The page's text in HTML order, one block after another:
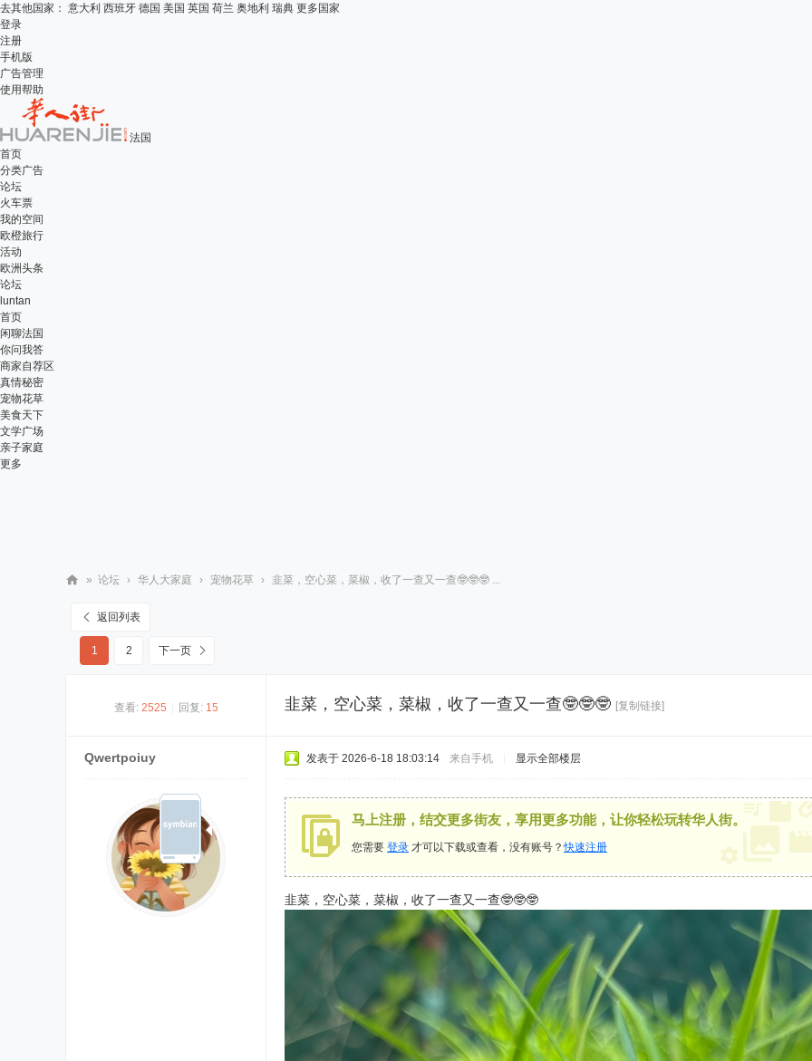
去其他国家： 意大利 西班牙 德国 美国 英国 荷兰 奥地利 瑞典 更多国家
登录
注册
手机版
广告管理
使用帮助
法国
首页
分类广告
论坛
火车票
我的空间
欧橙旅行
活动
欧洲头条
论坛
luntan
首页
闲聊法国
你问我答
商家自荐区
真情秘密
宠物花草
美食天下
文学广场
亲子家庭
更多
» 论坛 › 华人大家庭 › 宠物花草 › 韭菜，空心菜，菜椒，收了一查又一查🤓🤓🤓 ...
返回列表
1 2 下一页
查看: 2525 回复: 15 韭菜，空心菜，菜椒，收了一查又一查🤓🤓🤓 [复制链接]
Qwertpoiuy 发表于 2026-6-18 18:03:14 来自手机 显示全部楼层
马上注册，结交更多街友，享用更多功能，让你轻松玩转华人街。
您需要 登录 才可以下载或查看，没有账号？快速注册
韭菜，空心菜，菜椒，收了一查又一查🤓🤓🤓